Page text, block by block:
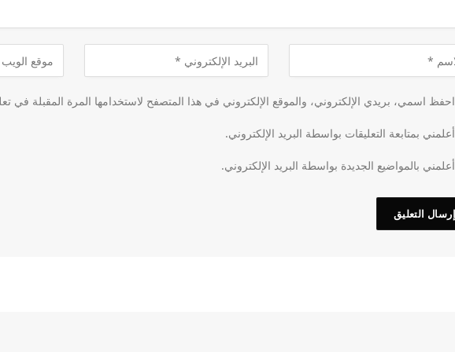
احفظ اسمي، بريدي الإلكتروني، والموقع الإلكتروني في هذا المتصفح لاستخدامها المرة المقبلة في
أعلمني بمتابعة التعليقات بواسطة البريد الإلكتروني.
أعلمني بالمواضيع الجديدة بواسطة البريد الإلكتروني.